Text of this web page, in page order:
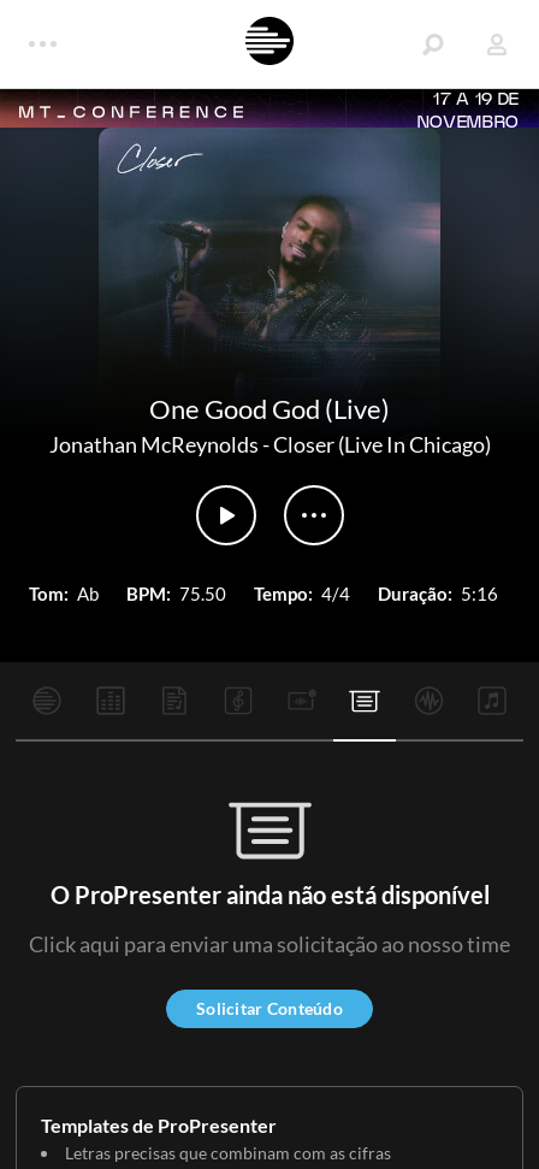
17 A 19 DE
NOVEMBRO
One Good God (Live)
Jonathan McReynolds-Closer (Live In Chicago)
Tom: Ab BPM: 75.50 Tempo: 4/4 Duração: 5:16
Templates de ProPresenter
Letras precisas que combinam com as cifras
O ProPresenter ainda não está disponível
Click aqui para enviar uma solicitação ao nosso time
Solicitar Conteúdo